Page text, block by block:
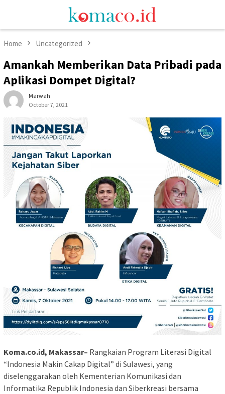
Menu
Home Uncategorized
Amankah Memberikan Data Pribadi pada
Aplikasi Dompet Digital?
Marwah
October 7, 2021
Koma.co.id, Makassar– Rangkaian Program Literasi Digital
“Indonesia Makin Cakap Digital” di Sulawesi, yang
diselenggarakan oleh Kementerian Komunikasi dan
Informatika Republik Indonesia dan Siberkreasi bersama